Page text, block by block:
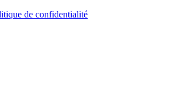
de confidentialité